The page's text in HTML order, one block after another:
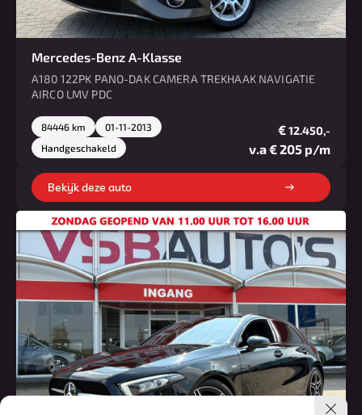
Mercedes-Benz A-Klasse
A180 122PK PANO-DAK CAMERA TREKHAAK NAVIGATIE
AIRCO LMV PDC
84446 km
01-11-2013
Handgeschakeld
€12.450,-
v.a € 205 p/m
Bekijk deze auto